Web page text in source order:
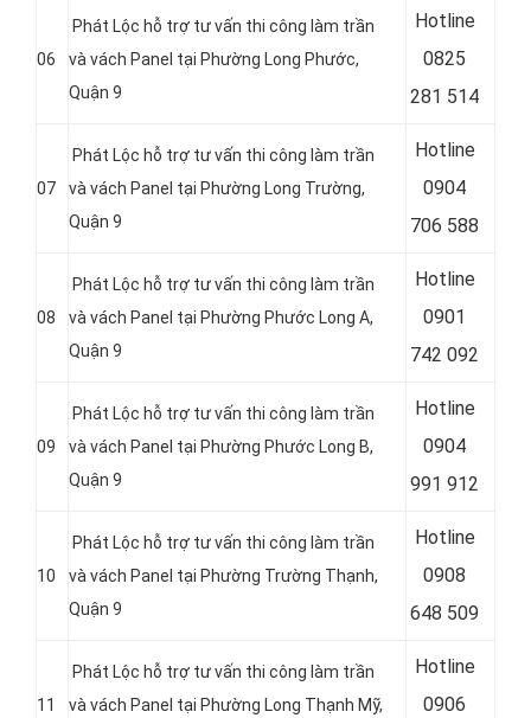
06
Phát Lộc hỗ trợ tư vấn thi công làm trần
và vách Panel tại Phường Long Phước,
Quận 9
Hotline
0825
281 514
07
Phát Lộc hỗ trợ tư vấn thi công làm trần
và vách Panel tại Phường Long Trường,
Quận 9
Hotline
0904
706 588
08
Phát Lộc hỗ trợ tư vấn thi công làm trần
và vách Panel tại Phường Phước Long A,
Quận 9
Hotline
0901
742 092
09
Phát Lộc hỗ trợ tư vấn thi công làm trần
và vách Panel tại Phường Phước Long B,
Quận 9
Hotline
0904
991 912
10
Phát Lộc hỗ trợ tư vấn thi công làm trần
và vách Panel tại Phường Trường Thạnh,
Quận 9
Hotline
0908
648 509
11
Phát Lộc hỗ trợ tư vấn thi công làm trần
và vách Panel tại Phường Long Thạnh Mỹ,
Hotline
0906